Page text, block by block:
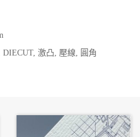
激凸, 壓線, 圓角